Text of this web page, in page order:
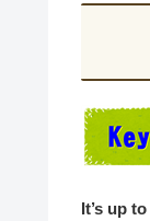
It’s up